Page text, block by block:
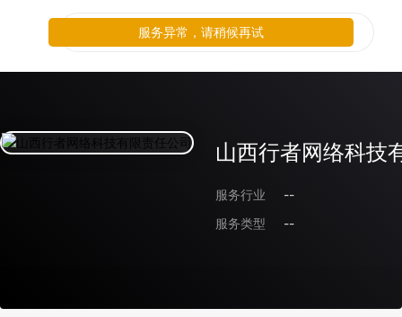
山西行者网络科技
服务行业
--
服务类型
--
服务异常，请稍候再试